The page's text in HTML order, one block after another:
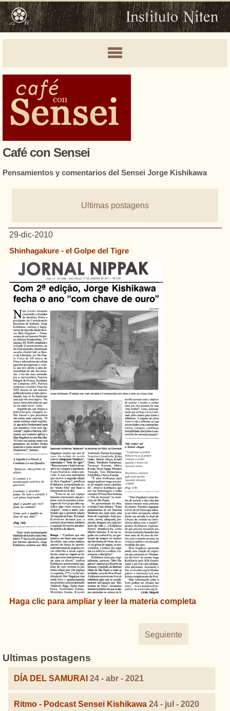
Café con Sensei
Pensamientos y comentarios del Sensei Jorge Kishikawa
Ultimas postagens
29-dic-2010
Shinhagakure - el Golpe del Tigre
Haga clic para ampliar y leer la materia completa
Seguiente
Ultimas postagens
DÍA DEL SAMURAI 24 - abr - 2021
Ritmo - Podcast Sensei Kishikawa 24 - jul - 2020